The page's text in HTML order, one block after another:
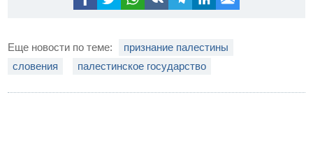
Еще новости по теме:
признание палестины
словения
палестинское государство